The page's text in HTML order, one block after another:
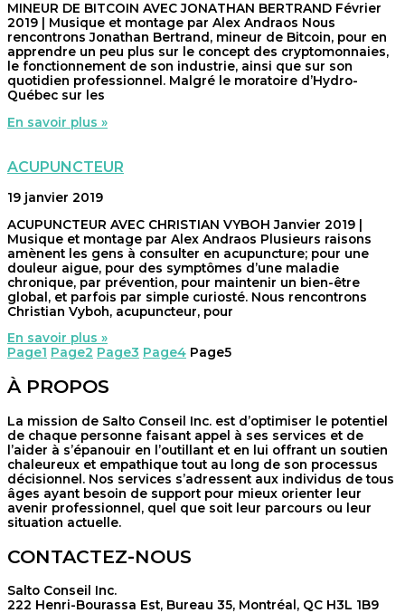
MINEUR DE BITCOIN AVEC JONATHAN BERTRAND Février
2019 | Musique et montage par Alex Andraos Nous
rencontrons Jonathan Bertrand, mineur de Bitcoin, pour en
apprendre un peu plus sur le concept des cryptomonnaies,
le fonctionnement de son industrie, ainsi que sur son
quotidien professionnel. Malgré le moratoire d’Hydro-
Québec sur les
En savoir plus »
ACUPUNCTEUR
19 janvier 2019
ACUPUNCTEUR AVEC CHRISTIAN VYBOH Janvier 2019 |
Musique et montage par Alex Andraos Plusieurs raisons
amènent les gens à consulter en acupuncture; pour une
douleur aigue, pour des symptômes d’une maladie
chronique, par prévention, pour maintenir un bien-être
global, et parfois par simple curiosté. Nous rencontrons
Christian Vyboh, acupuncteur, pour
En savoir plus »
Page1 Page2 Page3 Page4 Page5
À PROPOS
La mission de Salto Conseil Inc. est d’optimiser le potentiel
de chaque personne faisant appel à ses services et de
l’aider à s’épanouir en l’outillant et en lui offrant un soutien
chaleureux et empathique tout au long de son processus
décisionnel. Nos services s’adressent aux individus de tous
âges ayant besoin de support pour mieux orienter leur
avenir professionnel, quel que soit leur parcours ou leur
situation actuelle.
CONTACTEZ-NOUS
Salto Conseil Inc.
222 Henri-Bourassa Est, Bureau 35, Montréal, QC H3L 1B9